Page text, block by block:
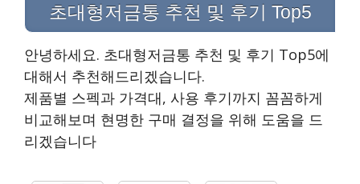
초대형저금통 추천 및 후기 Top5
안녕하세요. 초대형저금통 추천 및 후기 Top5에
대해서 추천해드리겠습니다.
제품별 스펙과 가격대, 사용 후기까지 꼼꼼하게
비교해보며 현명한 구매 결정을 위해 도움을 드
리겠습니다